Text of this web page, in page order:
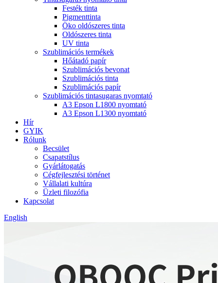
Festék tinta
Pigmenttinta
Öko oldószeres tinta
Oldószeres tinta
UV tinta
Szublimációs termékek
Hőátadó papír
Szublimációs bevonat
Szublimációs tinta
Szublimációs papír
Szublimációs tintasugaras nyomtató
A3 Epson L1800 nyomtató
A3 Epson L1300 nyomtató
Hír
GYIK
Rólunk
Becsület
Csapatstílus
Gyárlátogatás
Cégfejlesztési történet
Vállalati kultúra
Üzleti filozófia
Kapcsolat
English